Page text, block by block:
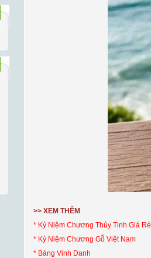
>> XEM THÊM
* Kỷ Niệm Chương Thủy Tinh Giá Rẻ
* Kỷ Niệm Chương Gỗ Việt Nam
* Bảng Vinh Danh